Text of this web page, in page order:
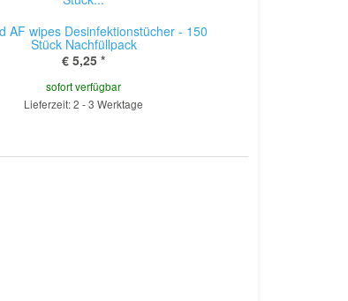
AF wipes Desinfektionstücher - 150
Stück Nachfüllpack
€ 5,25 *
sofort verfügbar
Lieferzeit: 2 - 3 Werktage